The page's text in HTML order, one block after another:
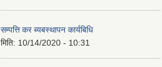
सम्पत्ति कर ब्यबस्थापन कार्यबिधि
मिति: 10/14/2020 - 10:31